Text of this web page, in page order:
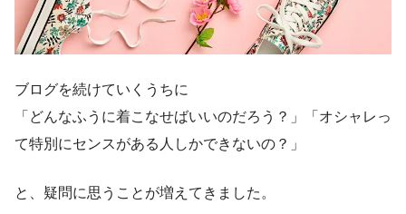
ブログを続けていくうちに
「どんなふうに着こなせばいいのだろう？」「オシャレっ
て特別にセンスがある人しかできないの？」
と、疑問に思うことが増えてきました。